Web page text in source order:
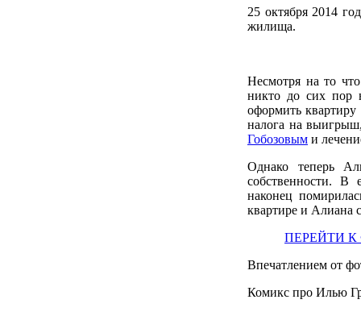
25 октября 2014
жилища.
Несмотря на то
никто до сих пор
оформить квартиру
налога на
Гобозовым и
Однако теперь
собственности. В
наконец
квартире и Алиана
ПЕРЕЙТИ
Впечатлением от
Комикс про Илью